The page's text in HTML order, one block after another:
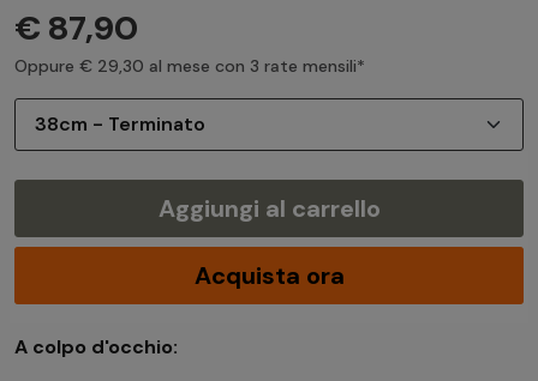
€ 87,90
Oppure € 29,30 al mese con 3 rate mensili*
Aggiungi al carrello
Acquista ora
A colpo d'occhio: